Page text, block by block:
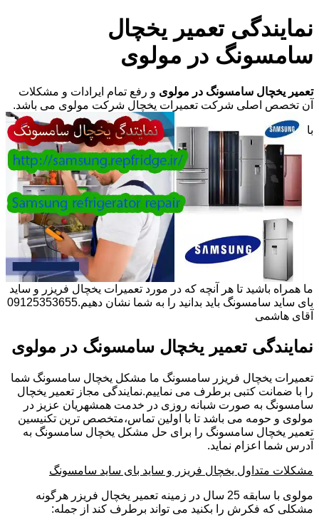
نمایندگی تعمیر یخچال
سامسونگ در مولوی
تعمیر یخچال سامسونگ در مولوی و رفع تمام ایرادات و مشکلات
آن تخصص اصلی شرکت تعمیرات یخچال شرکت مولوی می باشد.
با
ما همراه باشید تا هر آنچه که در مورد تعمیرات یخچال فریزر و ساید
بای ساید سامسونگ باید بدانید را به شما نشان دهیم.09125353655
آقای هاشمی
نمایندگی تعمیر یخچال سامسونگ در مولوی
تعمیرات یخچال فریزر سامسونگ ما مشکل یخچال سامسونگ شما
را با ضمانت کتبی برطرف می نماییم.نمایندگی مجاز تعمیر یخچال
سامسونگ به صورت شبانه روزی در خدمت همشهریان عزیز در
مولوی و حومه می باشد تا با اولین تماس،متخصص ترین تکنیسین
تعمیر یخچال سامسونگ را برای حل مشکل یخچال سامسونگ به
آدرس شما اعزام نماید.
مشکلات متداول یخچال فریزر و ساید بای ساید سامسونگ
مولوی با سابقه 25 سال در زمینه تعمیر یخچال فریزر هرگونه
مشکلی که فکرش را بکنید می تواند برطرف کند از جمله: